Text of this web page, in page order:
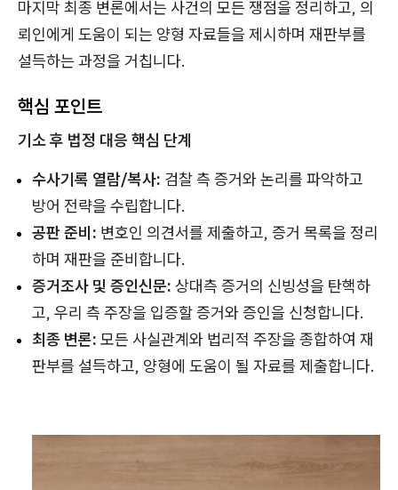
마지막 최종 변론에서는 사건의 모든 쟁점을 정리하고, 의
뢰인에게 도움이 되는 양형 자료들을 제시하며 재판부를
설득하는 과정을 거칩니다.
핵심 포인트
기소 후 법정 대응 핵심 단계
수사기록 열람/복사: 검찰 측 증거와 논리를 파악하고
방어 전략을 수립합니다.
공판 준비: 변호인 의견서를 제출하고, 증거 목록을 정리
하며 재판을 준비합니다.
증거조사 및 증인신문: 상대측 증거의 신빙성을 탄핵하
고, 우리 측 주장을 입증할 증거와 증인을 신청합니다.
최종 변론: 모든 사실관계와 법리적 주장을 종합하여 재
판부를 설득하고, 양형에 도움이 될 자료를 제출합니다.